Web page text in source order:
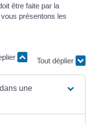
être faite par la
présentons les
Tout déplier
une